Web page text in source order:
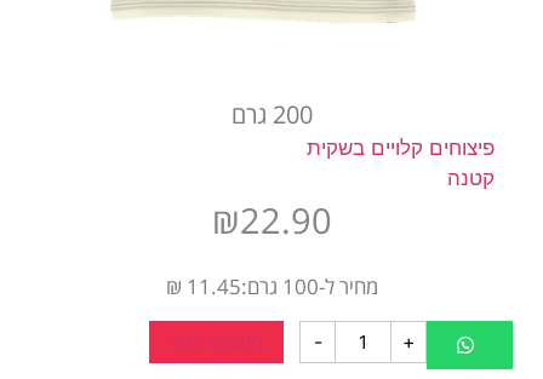
200 גרם
פיצוחים קלויים בשקית
קטנה
₪22.90
מחיר ל-100 גרם:11.45 ₪
- + הוספה לסל